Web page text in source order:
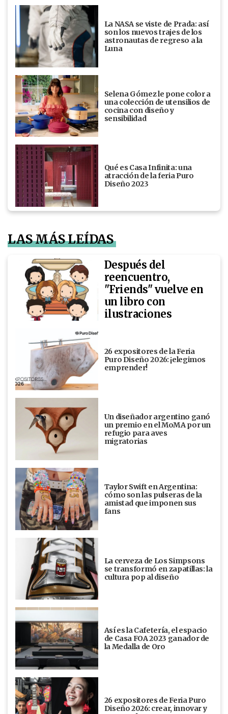
La NASA se viste de Prada: así
son los nuevos trajes de los
astronautas de regreso a la
Luna
Selena Gómez le pone color a
una colección de utensilios de
cocina con diseño y
sensibilidad
Qué es Casa Infinita: una
atracción de la feria Puro
Diseño 2023
LAS MÁS LEÍDAS
Después del
reencuentro,
"Friends" vuelve en
un libro con
ilustraciones
26 expositores de la Feria
Puro Diseño 2026: ¡elegimos
emprender!
Un diseñador argentino ganó
un premio en el MoMA por un
refugio para aves
migratorias
Taylor Swift en Argentina:
cómo son las pulseras de la
amistad que imponen sus
fans
La cerveza de Los Simpsons
se transformó en zapatillas: la
cultura pop al diseño
Así es la Cafetería, el espacio
de Casa FOA 2023 ganador de
la Medalla de Oro
26 expositores de Feria Puro
Diseño 2026: crear, innovar y